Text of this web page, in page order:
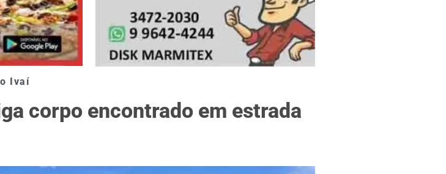
Ivaí
corpo encontrado em estrada